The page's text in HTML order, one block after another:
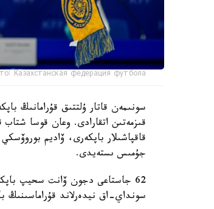
Казахстанская федерация футбола
سونىمەن قاتار ۇلتتىق قۇرامانىڭ
قىزمەتىن اتقارادى. وعان قوسا
قاقپاشىلار باپكەرى، ۆاديم
جۇمىس ىستەيدى.
62 جاستاعى دجون ۆانت سحيپ
سونداي-اق نيدەرلاند قۇراماسىنىڭ